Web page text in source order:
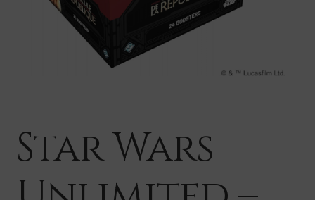
Star Wars